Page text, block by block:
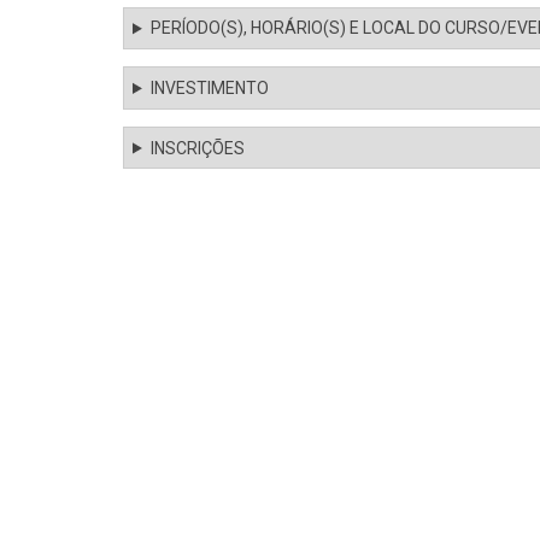
PERÍODO(S), HORÁRIO(S) E LOCAL DO CURSO/
INVESTIMENTO
INSCRIÇÕES